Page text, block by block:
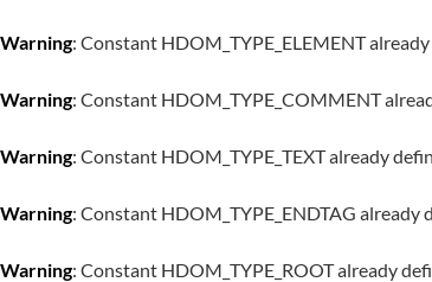
Warning: Constant HDOM_TYPE_ELEMENT
Warning: Constant HDOM_TYPE_COMMENT
Warning: Constant HDOM_TYPE_TEXT already
Warning: Constant HDOM_TYPE_ENDTAG already
Warning: Constant HDOM_TYPE_ROOT already